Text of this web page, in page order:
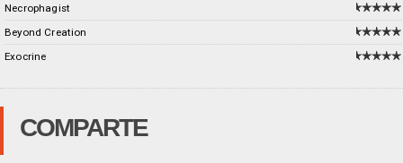
Necrophagist
Beyond Creation
Exocrine
COMPARTE